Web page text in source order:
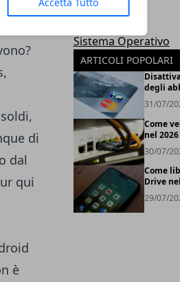
o
di
dal
qui
è
Apple
Sistema Operativo
ARTICOLI POPOLARI
degli
31/07/
Come
nel 2026
30/07/
Come
Drive
29/07/